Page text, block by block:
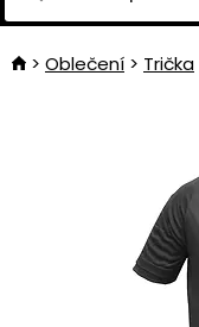
Oblečení Trička